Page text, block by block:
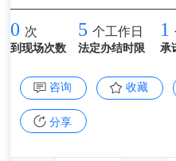
0 次
到现场次数
5 个工作日
法定办结时限
1
承
咨询 收藏
分享